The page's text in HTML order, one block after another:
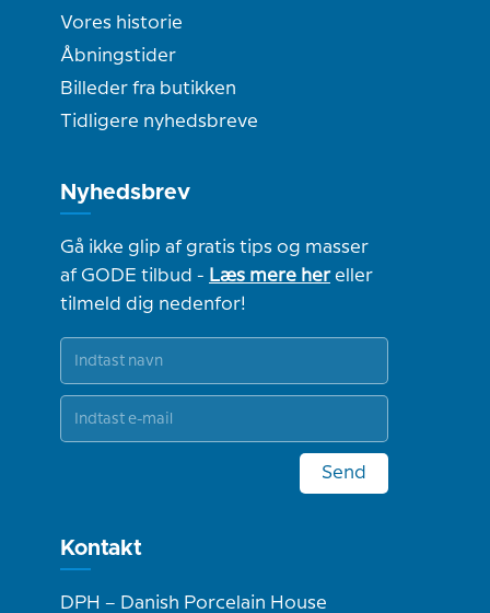
Vores historie
Åbningstider
Billeder fra butikken
Tidligere nyhedsbreve
Nyhedsbrev
Gå ikke glip af gratis tips og masser
af GODE tilbud - Læs mere hereller
tilmeld dig nedenfor!
Send
Kontakt
DPH – Danish Porcelain House